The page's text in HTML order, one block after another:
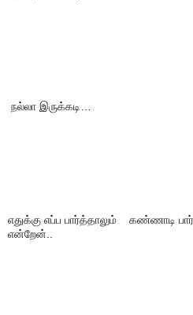
நல்லா இருக்கடி…
எதுக்கு எப்ப பார்த்தாலும்    கண்ணாடி
என்றேன்..